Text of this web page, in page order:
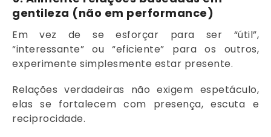
gentileza (não em performance)
Em vez de se esforçar para ser “útil”,
“interessante” ou “eficiente” para os outros,
experimente simplesmente estar presente.
Relações verdadeiras não exigem espetáculo,
elas se fortalecem com presença, escuta e
reciprocidade.